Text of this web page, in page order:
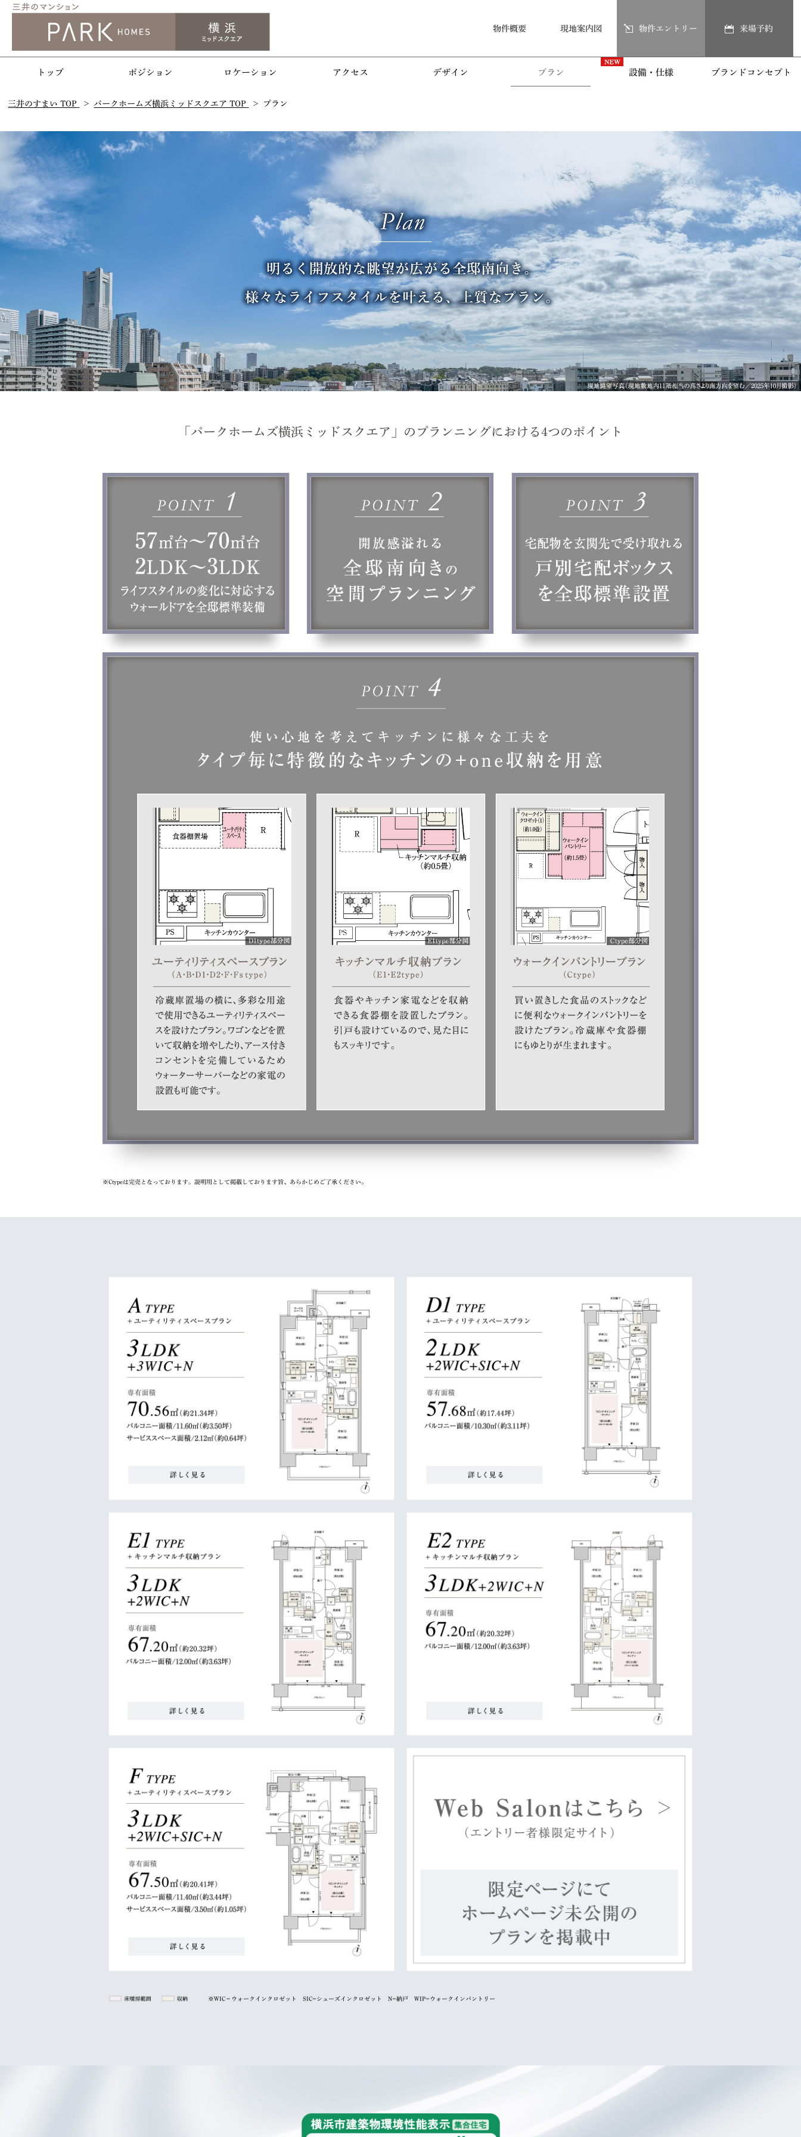
来場予約
物件エントリー
現地案内図
物件概要
トップ ポジション ロケーション アクセス デザイン プラン 設備・仕様 ブランドコンセプト
三井のすまい TOP パークホームズ横浜ミッドスクエア TOP プラン
「パークホームズ横浜ミッドスクエア」のプランニングにおける4つのポイント
※Ctypeは完売となっております。説明用として掲載しております旨、あらかじめご了承ください。
※WIC＝ウォークインクロゼット SIC=シューズインクロゼット N=納戸 WIP=ウォークインパントリー